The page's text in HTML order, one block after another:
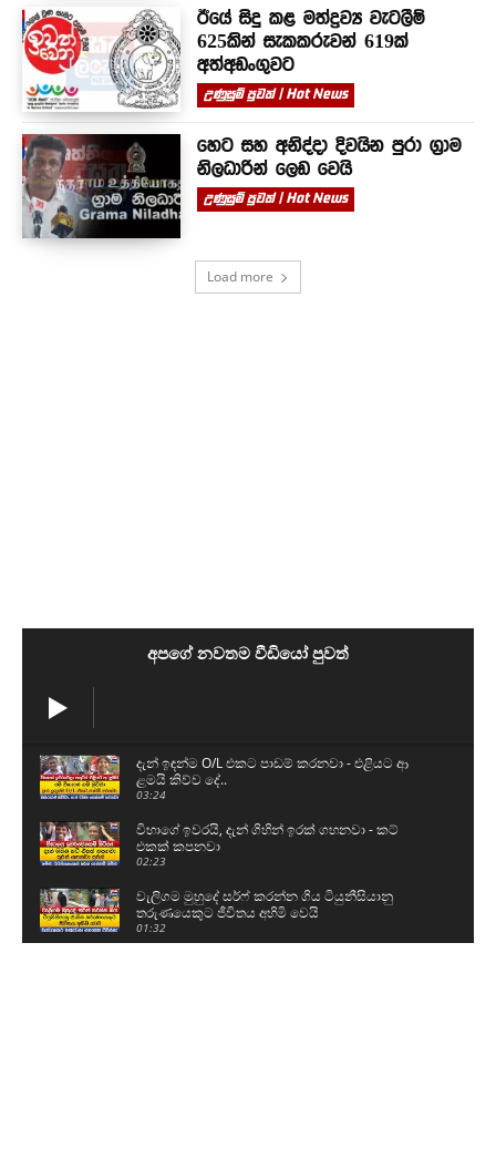
ඊයේ සිදු කළ මත්ද්‍රව්‍ය වැටලීම්
625කින් සැකකරුවන් 619ක්
අත්අඩංගුවට
උණුසුම් පුවත් | Hot News
හෙට සහ අනිද්දා දිවයින පුරා ග්‍රාම
නිලධාරින් ලෙඩ වෙයි
උණුසුම් පුවත් | Hot News
Load more
අපගේ නවතම වීඩියෝ පුවත්
දැන් ඉඳන්ම O/L එකට පාඩම් කරනවා - එළියට ආ
ළමයි කිව්ව දේ..
03:24
විභාගේ ඉවරයි, දැන් ගිහින් ඉරක් ගහනවා - කට්
එකක් කපනවා
02:23
වැලිගම මුහුදේ සර්ෆ් කරන්න ගිය ටියුනීසියානු
තරුණයෙකුට ජීවිතය අහිමි වෙයි
01:32